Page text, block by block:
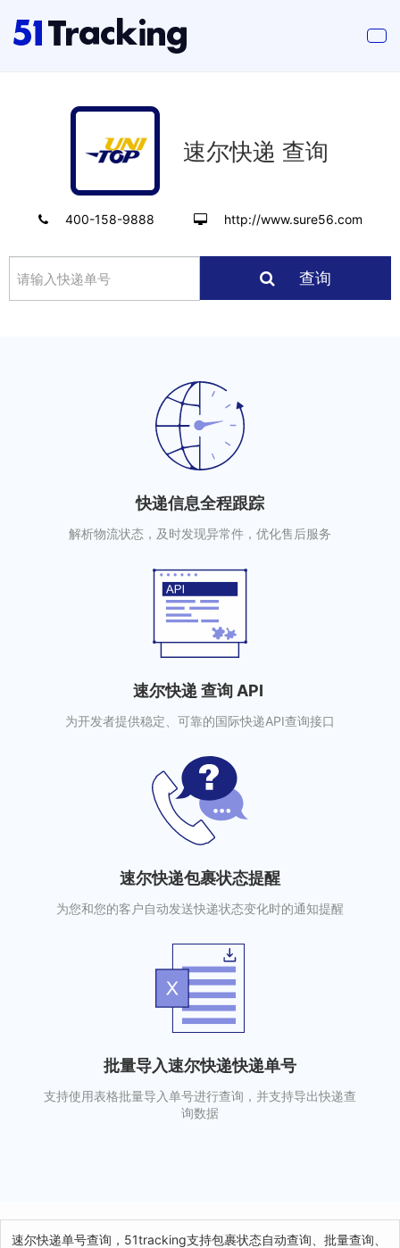
速尔快递 查询
400-158-9888 http://www.sure56.com
查询
快递信息全程跟踪
解析物流状态，及时发现异常件，优化售后服务
速尔快递 查询 API
为开发者提供稳定、可靠的国际快递API查询接口
速尔快递包裹状态提醒
为您和您的客户自动发送快递状态变化时的通知提醒
批量导入速尔快递快递单号
支持使用表格批量导入单号进行查询，并支持导出快递查
询数据
速尔快递单号查询，51tracking支持包裹状态自动查询、批量查询、